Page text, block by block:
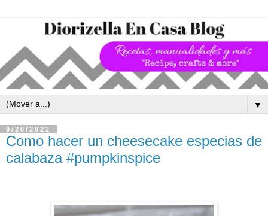
▼
9/20/2022
Como hacer un cheesecake especias de
calabaza #pumpkinspice